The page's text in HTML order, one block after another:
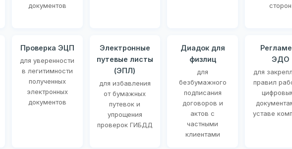
документов
сторон
Проверка ЭЦП
для уверенности
в легитимности
полученных
электронных
документов
Электронные
путевые листы
(ЭПЛ)
для избавления
от бумажных
путевок и
упрощения
проверок ГИБДД
Диадок для
физлиц
для
безбумажного
подписания
договоров и
актов с
частными
клиентами
ЭДО
для
правил
уставе